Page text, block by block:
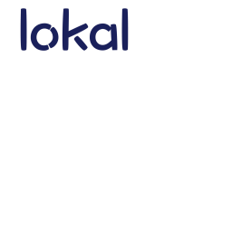
Skip to main content